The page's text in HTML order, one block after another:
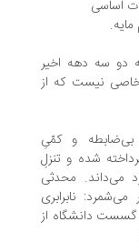
دهه اخیر
که از
و کمّیِ
و تنزلِ
محدثی
نابرابری
دانشگاه از